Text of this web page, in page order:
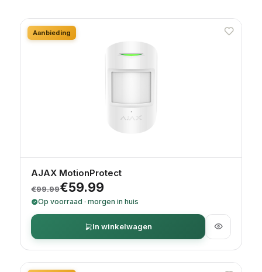
Aanbieding
AJAX MotionProtect
€99.99
Oorspronkelijke prijs was: €99.99.
€59.99
Huidige prijs is: €59.99.
Op voorraad · morgen in huis
In winkelwagen